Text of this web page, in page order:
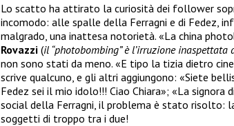
Lo scatto ha attirato la curiosità dei follower
incomodo: alle spalle della Ferragni e di Fedez,
malgrado, una inattesa notorietà. «La china
Rovazzi (il “photobombing” è l’irruzione
non sono stati da meno. «E tipo la tizia dietro
scrive qualcuno, e gli altri aggiungono: «Siete
Fedez sei il mio idolo!!! Ciao Chiara»; «La
social della Ferragni, il problema è stato risolto:
soggetti di troppo tra i due!